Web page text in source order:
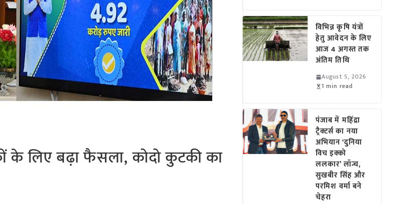
के लिए बढ़ा फैसला, कोदो कुटकी का
विभिन्न कृषि यंत्रों
हेतु आवेदन के लिए
आज 4 अगस्त तक
अंतिम तिथि
August 5, 2026
1 min read
पंजाब में महिंद्रा
ट्रैक्टर्स का नया
अभियान ‘दुनिया
विच इक्को
ललकार’ लॉन्च,
सुखबीर सिंह और
परमिश वर्मा बने
चेहरा